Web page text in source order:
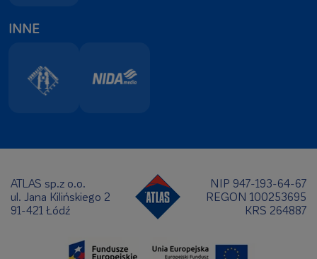
INNE
ATLAS sp.z o.o.
ul. Jana Kilińskiego 2
91-421 Łódź
NIP 947-193-64-67
REGON 100253695
KRS 264887